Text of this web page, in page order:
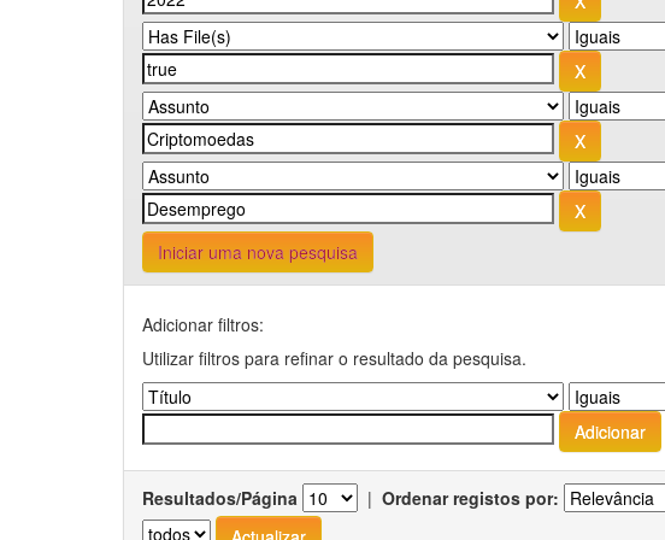
Iniciar uma nova pesquisa
Adicionar filtros:
Utilizar filtros para refinar o resultado da pesquisa.
Resultados/Página | Ordenar registos por: